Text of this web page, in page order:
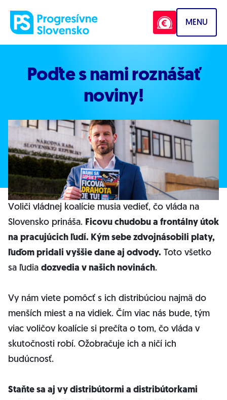
MENU
Poďte s nami roznášať
noviny!
Voliči vládnej koalície musia vedieť, čo vláda na
Slovensko prináša. Ficovu chudobu a frontálny útok
na pracujúcich ľudí. Kým sebe zdvojnásobili platy,
ľuďom pridali vyššie dane aj odvody. Toto všetko
sa ľudia dozvedia v našich novinách.
Vy nám viete pomôcť s ich distribúciou najmä do
menších miest a na vidiek. Čím viac nás bude, tým
viac voličov koalície si prečíta o tom, čo vláda v
skutočnosti robí. Ožobračuje ich a ničí ich
budúcnosť.
Staňte sa aj vy distribútormi a distribútorkami